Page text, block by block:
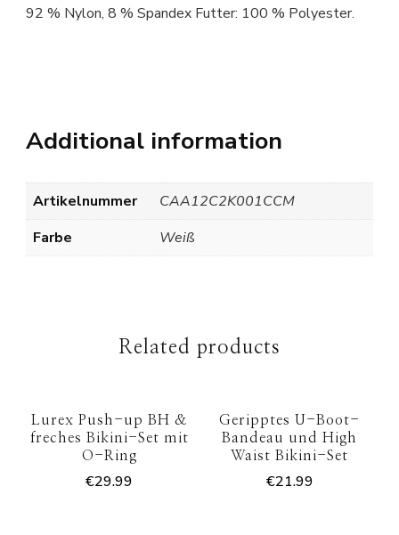
92 % Nylon, 8 % Spandex Futter: 100 % Polyester.
Additional information
Artikelnummer
CAA12C2K001CCM
Farbe
Weiß
Related products
Lurex Push-up BH &
freches Bikini-Set mit
O-Ring
€29.99
Geripptes U-Boot-
Bandeau und High
Waist Bikini-Set
€21.99